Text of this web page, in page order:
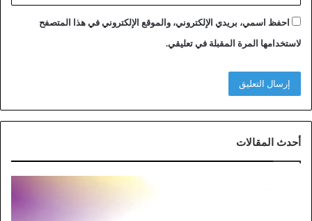
احفظ اسمي، بريدي الإلكتروني، والموقع الإلكتروني في هذا المتصفح
لاستخدامها المرة المقبلة في تعليقي.
أحدث المقالات